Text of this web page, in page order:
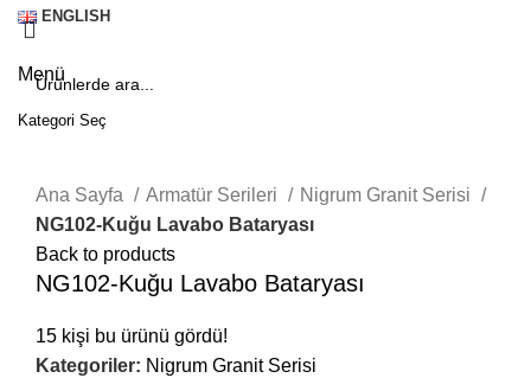
ENGLISH
Menü
Ana Sayfa
Armatür Serileri
Nigrum Granit Serisi
NG102-Kuğu Lavabo Bataryası
Back to products
NG102-Kuğu Lavabo Bataryası
15 kişi bu ürünü gördü!
Kategoriler: Nigrum Granit Serisi
Kategori Seç